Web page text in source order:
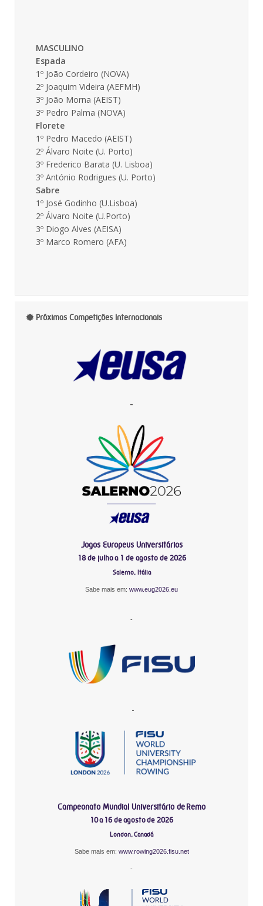
MASCULINO
Espada
1º João Cordeiro (NOVA)
2º Joaquim Videira (AEFMH)
3º João Morna (AEIST)
3º Pedro Palma (NOVA)
Florete
1º Pedro Macedo (AEIST)
2º Álvaro Noite (U. Porto)
3º Frederico Barata (U. Lisboa)
3º António Rodrigues (U. Porto)
Sabre
1º José Godinho (U.Lisboa)
2º Álvaro Noite (U.Porto)
3º Diogo Alves (AEISA)
3º Marco Romero (AFA)
Próximas Competições Internacionais
-
Jogos Europeus Universitários
18 de julho a 1 de agosto de 2026
Salerno, Itália
Sabe mais em: www.eug2026.eu
-
-
Campeonato Mundial Universitário de Remo
10 a 16 de agosto de 2026
London, Canadá
Sabe mais em: www.rowing2026.fisu.net
-